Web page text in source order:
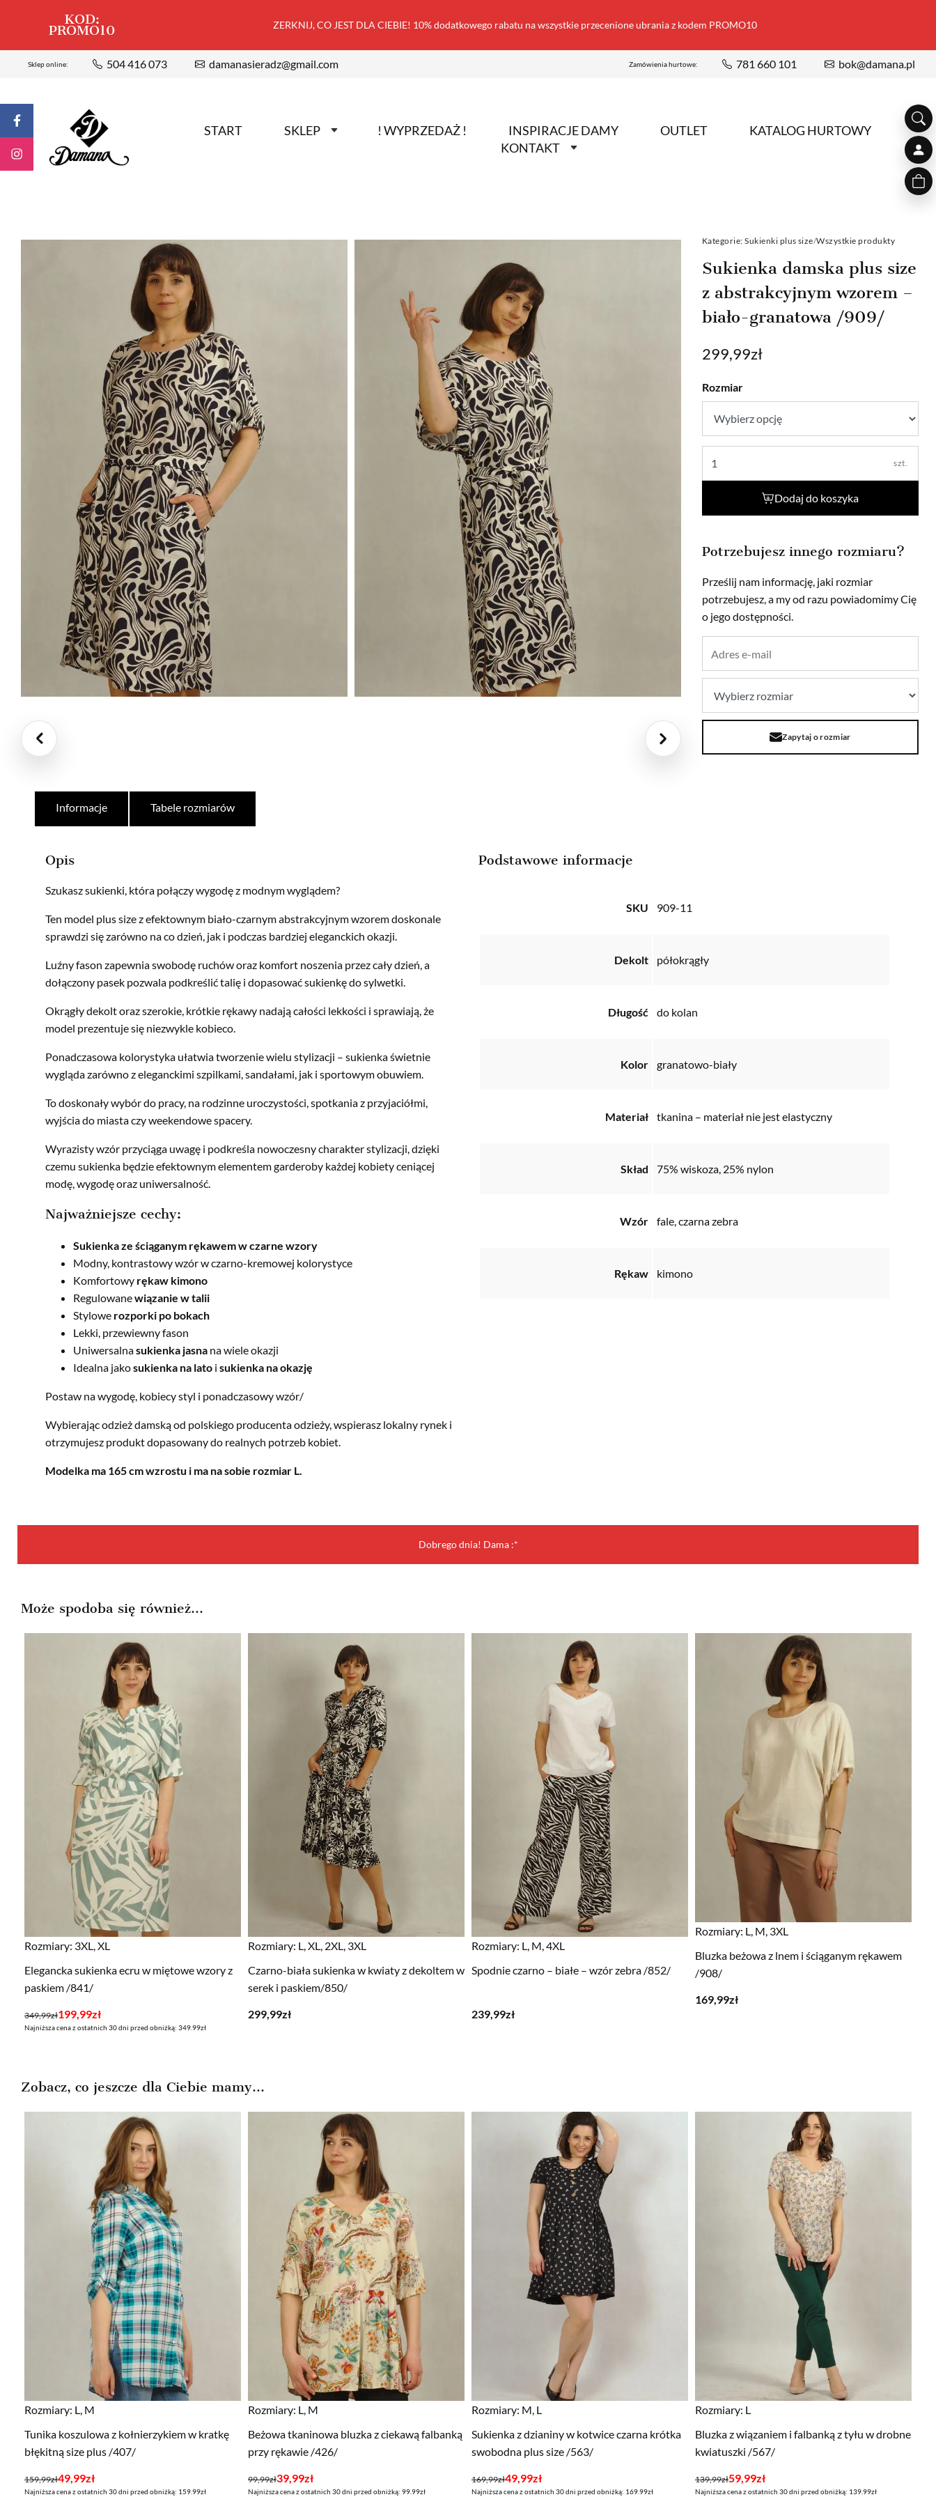
KOD:
PROMO10 ZERKNIJ, CO JEST DLA CIEBIE! 10% dodatkowego rabatu na wszystkie przecenione ubrania z kodem PROMO10
Sklep online: 504 416 073 damanasieradz@gmail.com Zamówienia hurtowe: 781 660 101 bok@damana.pl
START SKLEP ! WYPRZEDAŻ ! INSPIRACJE DAMY OUTLET
KATALOG HURTOWY
KONTAKT
Kategorie: Sukienki plus size/Wszystkie produkty
Sukienka damska plus size
z abstrakcyjnym wzorem –
biało-granatowa /909/
299,99zł
Rozmiar
szt.
Dodaj do koszyka
Potrzebujesz innego rozmiaru?
Prześlij nam informację, jaki rozmiar
potrzebujesz, a my od razu powiadomimy Cię
o jego dostępności.
Zapytaj o rozmiar
Informacje Tabele rozmiarów
Opis
Szukasz sukienki, która połączy wygodę z modnym wyglądem?
Ten model plus size z efektownym biało-czarnym abstrakcyjnym wzorem doskonale
sprawdzi się zarówno na co dzień, jak i podczas bardziej eleganckich okazji.
Luźny fason zapewnia swobodę ruchów oraz komfort noszenia przez cały dzień, a
dołączony pasek pozwala podkreślić talię i dopasować sukienkę do sylwetki.
Okrągły dekolt oraz szerokie, krótkie rękawy nadają całości lekkości i sprawiają, że
model prezentuje się niezwykle kobieco.
Ponadczasowa kolorystyka ułatwia tworzenie wielu stylizacji – sukienka świetnie
wygląda zarówno z eleganckimi szpilkami, sandałami, jak i sportowym obuwiem.
To doskonały wybór do pracy, na rodzinne uroczystości, spotkania z przyjaciółmi,
wyjścia do miasta czy weekendowe spacery.
Wyrazisty wzór przyciąga uwagę i podkreśla nowoczesny charakter stylizacji, dzięki
czemu sukienka będzie efektownym elementem garderoby każdej kobiety ceniącej
modę, wygodę oraz uniwersalność.
Najważniejsze cechy:
Sukienka ze ściąganym rękawem w czarne wzory
Modny, kontrastowy wzór w czarno-kremowej kolorystyce
Komfortowy rękaw kimono
Regulowanewiązanie w talii
Stylowe rozporki po bokach
Lekki, przewiewny fason
Uniwersalnasukienka jasna na wiele okazji
Idealna jakosukienka na lato i sukienka na okazję
Postaw na wygodę, kobiecy styl i ponadczasowy wzór/
Wybierając odzież damską od polskiego producenta odzieży, wspierasz lokalny rynek i
otrzymujesz produkt dopasowany do realnych potrzeb kobiet.
Modelka ma 165 cm wzrostu i ma na sobie rozmiar L.
Podstawowe informacje
SKU 909-11
Dekolt półokrągły
Długość do kolan
Kolor granatowo-biały
Materiał tkanina – materiał nie jest elastyczny
Skład 75% wiskoza, 25% nylon
Wzór fale, czarna zebra
Rękaw kimono
Dobrego dnia! Dama :*
Może spodoba się również…
Rozmiary: 3XL, XL
Elegancka sukienka ecru w miętowe wzory z
paskiem /841/
349,99zł
Pierwotna
cena
199,99zł
Aktualna
cena
Najniższa cena z ostatnich 30 dni przed obniżką: 349.99zł
Rozmiary: L, XL, 2XL, 3XL
Czarno-biała sukienka w kwiaty z dekoltem w
serek i paskiem/850/
299,99zł
Rozmiary: L, M, 4XL
Spodnie czarno – białe – wzór zebra /852/
239,99zł
Rozmiary: L, M, 3XL
Bluzka beżowa z lnem i ściąganym rękawem
/908/
169,99zł
Zobacz, co jeszcze dla Ciebie mamy...
Rozmiary: L, M
Tunika koszulowa z kołnierzykiem w kratkę
błękitną size plus /407/
159,99zł
Pierwotna
49,99zł
Aktualna
Najniższa cena z ostatnich 30 dni przed obniżką: 159.99zł
Rozmiary: L, M
Beżowa tkaninowa bluzka z ciekawą falbanką
przy rękawie /426/
99,99zł
Pierwotna
39,99zł
Aktualna
Najniższa cena z ostatnich 30 dni przed obniżką: 99.99zł
Rozmiary: M, L
Sukienka z dzianiny w kotwice czarna krótka
swobodna plus size /563/
169,99zł
Pierwotna
49,99zł
Aktualna
Najniższa cena z ostatnich 30 dni przed obniżką: 169.99zł
Rozmiary: L
Bluzka z wiązaniem i falbanką z tyłu w drobne
kwiatuszki /567/
139,99zł
Pierwotna
59,99zł
Aktualna
Najniższa cena z ostatnich 30 dni przed obniżką: 139.99zł